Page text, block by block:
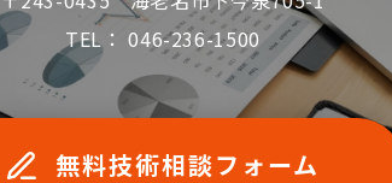
TEL： 046-236-1500
無料技術相談フォーム